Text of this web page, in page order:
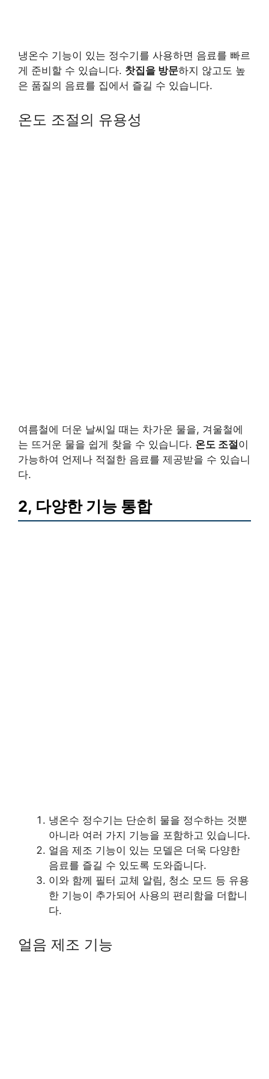
냉온수 기능이 있는 정수기를 사용하면 음료를 빠르
게 준비할 수 있습니다. 찻집을 방문하지 않고도 높
은 품질의 음료를 집에서 즐길 수 있습니다.
온도 조절의 유용성
여름철에 더운 날씨일 때는 차가운 물을, 겨울철에
는 뜨거운 물을 쉽게 찾을 수 있습니다. 온도 조절이
가능하여 언제나 적절한 음료를 제공받을 수 있습니
다.
2, 다양한 기능 통합
냉온수 정수기는 단순히 물을 정수하는 것뿐
아니라 여러 가지 기능을 포함하고 있습니다.
얼음 제조 기능이 있는 모델은 더욱 다양한
음료를 즐길 수 있도록 도와줍니다.
이와 함께 필터 교체 알림, 청소 모드 등 유용
한 기능이 추가되어 사용의 편리함을 더합니
다.
얼음 제조 기능